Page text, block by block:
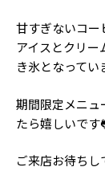
甘すぎないコー
アイスとクリー
き氷となってい
期間限定メニュ
たら嬉しいで
ご来店お待ちし